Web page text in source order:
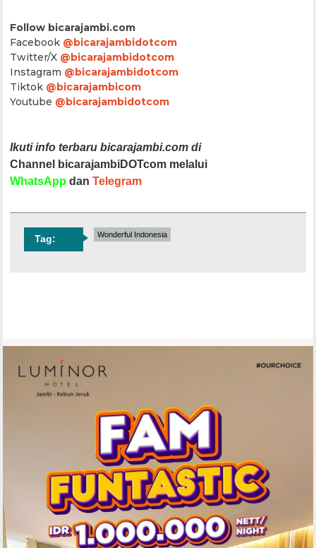
Follow bicarajambi.com
Facebook @bicarajambidotcom
Twitter/X @bicarajambidotcom
Instagram @bicarajambidotcom
Tiktok @bicarajambicom
Youtube @bicarajambidotcom
Ikuti info terbaru bicarajambi.com di
Channel bicarajambiDOTcom melalui
WhatsApp danTelegram
Tag: Wonderful Indonesia